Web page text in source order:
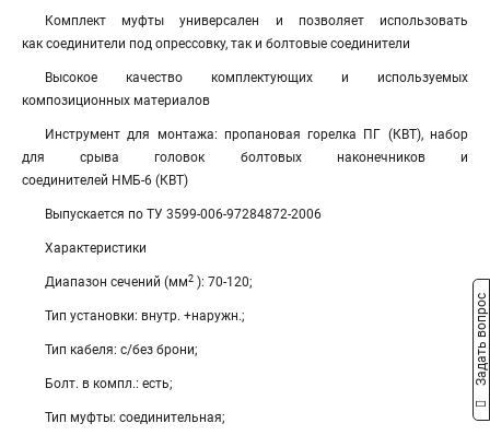
Комплект муфты универсален и позволяет использовать
как соединители под опрессовку, так и болтовые соединители
Высокое качество комплектующих и используемых
композиционных материалов
Инструмент для монтажа: пропановая горелка ПГ (КВТ), набор
для срыва головок болтовых наконечников и
соединителей НМБ-6 (КВТ)
Выпускается по ТУ 3599-006-97284872-2006
Характеристики
Диапазон сечений (мм2 ): 70-120;
Тип установки: внутр. +наружн.;
Тип кабеля: с/без брони;
Болт. в компл.: есть;
Тип муфты: соединительная;
Задать вопрос